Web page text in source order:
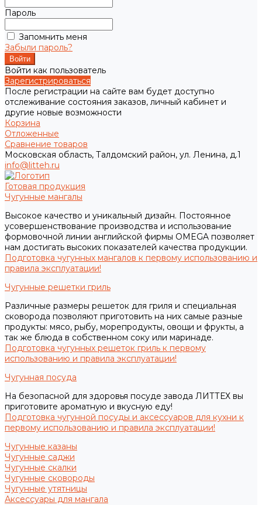
Пароль
Запомнить меня
Забыли пароль?
Войти как пользователь
Зарегистрироваться
После регистрации на сайте вам будет доступно
отслеживание состояния заказов, личный кабинет и
другие новые возможности
Корзина
Отложенные
Сравнение товаров
Московская область, Талдомский район, ул. Ленина, д.1
info@litteh.ru
Готовая продукция
Чугунные мангалы
Высокое качество и уникальный дизайн. Постоянное
усовершенствование производства и использование
формовочной линии английской фирмы OMEGA позволяет
нам достигать высоких показателей качества продукции.
Подготовка чугунных мангалов к первому использованию и
правила эксплуатации!
Чугунные решетки гриль
Различные размеры решеток для гриля и специальная
сковорода позволяют приготовить на них самые разные
продукты: мясо, рыбу, морепродукты, овощи и фрукты, а
так же блюда в собственном соку или маринаде.
Подготовка чугунных решеток гриль к первому
использованию и правила эксплуатации!
Чугунная посуда
На безопасной для здоровья посуде завода ЛИТТЕХ вы
приготовите ароматную и вкусную еду!
Подготовка чугунной посуды и аксессуаров для кухни к
первому использованию и правила эксплуатации!
Чугунные казаны
Чугунные саджи
Чугунные скалки
Чугунные сковороды
Чугунные утятницы
Аксессуары для мангала